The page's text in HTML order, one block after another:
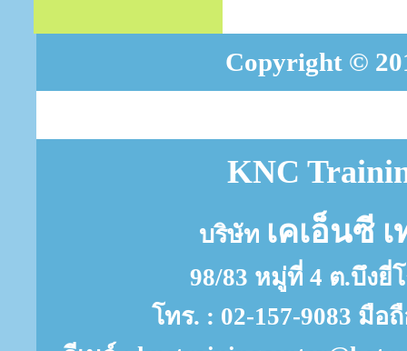
Copyright ©
KNC
บริษัท เคเอ็นซี
98/83 หมู่ที่ 4 ต.บึงยี่
โทร. : 02-157-9083 มือ